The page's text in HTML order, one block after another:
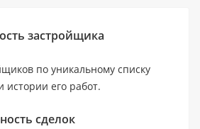
квартал 2027 года. В
1 ванная комната,
к обустройству
застройщика
по уникальному списку
истории его работ.
сделок